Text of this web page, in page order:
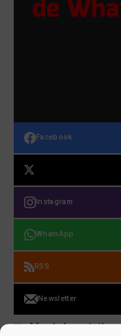
Facebook
Instagram
WhatsApp
RSS
Newsletter
Noticiasútiles